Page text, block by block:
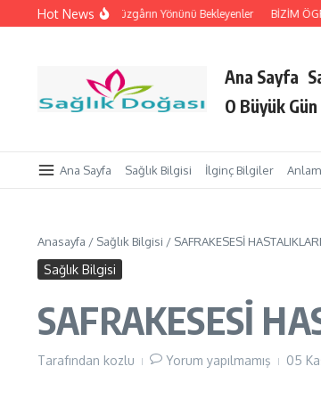
İçeriğe atlaHot News
Tutan Eller Rüzgârın Yönünü Bekleyenler BİZİM
Ana Sayfa
O Büyük
Ana Sayfa Sağlık Bilgisi İlginç Bilgiler
Anasayfa / Sağlık Bilgisi / SAFRAKESESİ HASTALIKLARI
Sağlık Bilgisi
SAFRAKESESİ
Tarafından kozlu Yorum yapılmamış 05